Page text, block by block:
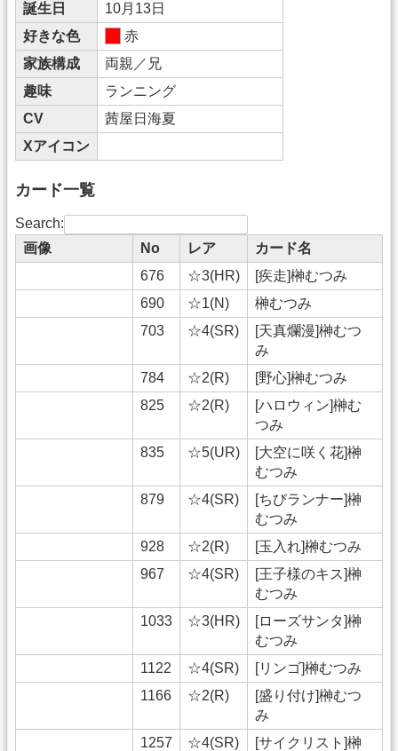
誕生日
10月13日
好きな色
赤
家族構成
両親／兄
趣味
ランニング
CV
茜屋日海夏
Xアイコン
カード一覧
Search:
画像
No レア
カード名
676
☆3(HR)
[疾走]榊むつみ
690
☆1(N)
榊むつみ
703
☆4(SR)
[天真爛漫]榊むつ
み
784
☆2(R)
[野心]榊むつみ
825
☆2(R)
[ハロウィン]榊む
つみ
835
☆5(UR)
[大空に咲く花]榊
むつみ
879
☆4(SR)
[ちびランナー]榊
むつみ
928
☆2(R)
[玉入れ]榊むつみ
967
☆4(SR)
[王子様のキス]榊
むつみ
1033
☆3(HR)
[ローズサンタ]榊
むつみ
1122
☆4(SR)
[リンゴ]榊むつみ
1166
☆2(R)
[盛り付け]榊むつ
み
1257
☆4(SR)
[サイクリスト]榊